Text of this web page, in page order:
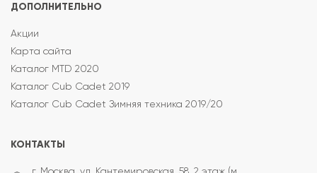
ДОПОЛНИТЕЛЬНО
Акции
Карта сайта
Каталог MTD 2020
Каталог Cub Cadet 2019
Каталог Cub Cadet Зимняя техника 2019/20
КОНТАКТЫ